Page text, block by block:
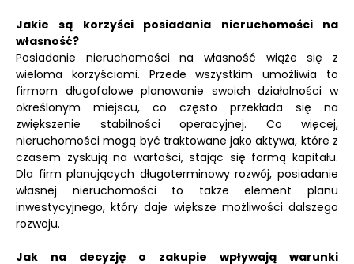
Jakie są korzyści posiadania nieruchomości na
własność?
Posiadanie nieruchomości na własność wiąże się z
wieloma korzyściami. Przede wszystkim umożliwia to
firmom długofalowe planowanie swoich działalności w
określonym miejscu, co często przekłada się na
zwiększenie stabilności operacyjnej. Co więcej,
nieruchomości mogą być traktowane jako aktywa, które z
czasem zyskują na wartości, stając się formą kapitału.
Dla firm planujących długoterminowy rozwój, posiadanie
własnej nieruchomości to także element planu
inwestycyjnego, który daje większe możliwości dalszego
rozwoju.
Jak na decyzję o zakupie wpływają warunki